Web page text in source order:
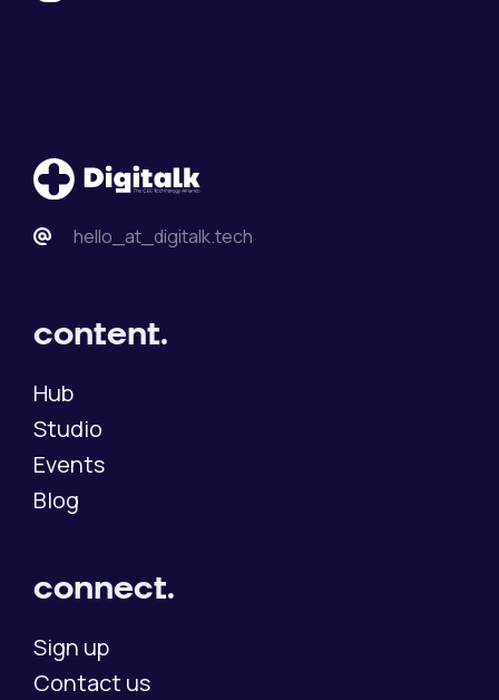
hello_at_digitalk.tech
content.
Hub
Studio
Events
Blog
connect.
Sign up
Contact us